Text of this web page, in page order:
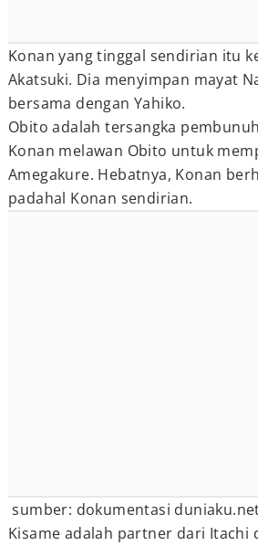
Konan yang tinggal sendirian itu
Akatsuki. Dia menyimpan mayat
bersama dengan Yahiko.
Obito adalah tersangka
Konan melawan Obito untuk
Amegakure. Hebatnya, Konan
padahal Konan sendirian.
sumber: dokumentasi
Kisame adalah partner dari Itachi